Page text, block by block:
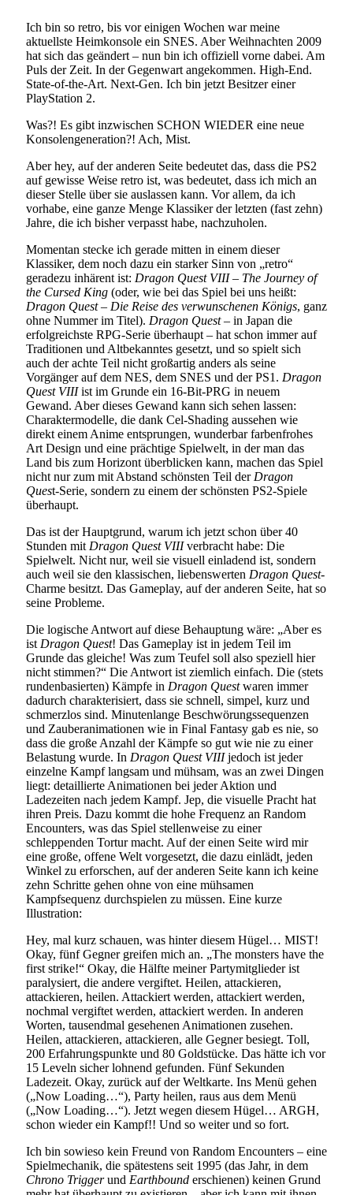
Ich bin so retro, bis vor einigen Wochen war meine
aktuellste Heimkonsole ein SNES. Aber Weihnachten 2009
hat sich das geändert – nun bin ich offiziell vorne dabei. Am
Puls der Zeit. In der Gegenwart angekommen. High-End.
State-of-the-Art. Next-Gen. Ich bin jetzt Besitzer einer
PlayStation 2.
Was?! Es gibt inzwischen SCHON WIEDER eine neue
Konsolengeneration?! Ach, Mist.
Aber hey, auf der anderen Seite bedeutet das, dass die PS2
auf gewisse Weise retro ist, was bedeutet, dass ich mich an
dieser Stelle über sie auslassen kann. Vor allem, da ich
vorhabe, eine ganze Menge Klassiker der letzten (fast zehn)
Jahre, die ich bisher verpasst habe, nachzuholen.
Momentan stecke ich gerade mitten in einem dieser
Klassiker, dem noch dazu ein starker Sinn von „retro“
geradezu inhärent ist: Dragon Quest VIII – The Journey of
the Cursed King (oder, wie bei das Spiel bei uns heißt:
Dragon Quest – Die Reise des verwunschenen Königs, ganz
ohne Nummer im Titel). Dragon Quest– in Japan die
erfolgreichste RPG-Serie überhaupt – hat schon immer auf
Traditionen und Altbekanntes gesetzt, und so spielt sich
auch der achte Teil nicht großartig anders als seine
Vorgänger auf dem NES, dem SNES und der PS1. Dragon
Quest VIIIist im Grunde ein 16-Bit-PRG in neuem
Gewand. Aber dieses Gewand kann sich sehen lassen:
Charaktermodelle, die dank Cel-Shading aussehen wie
direkt einem Anime entsprungen, wunderbar farbenfrohes
Art Design und eine prächtige Spielwelt, in der man das
Land bis zum Horizont überblicken kann, machen das Spiel
nicht nur zum mit Abstand schönsten Teil der Dragon
Quest-Serie, sondern zu einem der schönsten PS2-Spiele
überhaupt.
Das ist der Hauptgrund, warum ich jetzt schon über 40
Stunden mit Dragon Quest VIIIverbracht habe: Die
Spielwelt. Nicht nur, weil sie visuell einladend ist, sondern
auch weil sie den klassischen, liebenswerten Dragon Quest-
Charme besitzt. Das Gameplay, auf der anderen Seite, hat so
seine Probleme.
Die logische Antwort auf diese Behauptung wäre: „Aber es
ist Dragon Quest! Das Gameplay ist in jedem Teil im
Grunde das gleiche! Was zum Teufel soll also speziell hier
nicht stimmen?“ Die Antwort ist ziemlich einfach. Die (stets
rundenbasierten) Kämpfe in Dragon Questwaren immer
dadurch charakterisiert, dass sie schnell, simpel, kurz und
schmerzlos sind. Minutenlange Beschwörungssequenzen
und Zauberanimationen wie in Final Fantasy gab es nie, so
dass die große Anzahl der Kämpfe so gut wie nie zu einer
Belastung wurde. In Dragon Quest VIIIjedoch ist jeder
einzelne Kampf langsam und mühsam, was an zwei Dingen
liegt: detaillierte Animationen bei jeder Aktion und
Ladezeiten nach jedem Kampf. Jep, die visuelle Pracht hat
ihren Preis. Dazu kommt die hohe Frequenz an Random
Encounters, was das Spiel stellenweise zu einer
schleppenden Tortur macht. Auf der einen Seite wird mir
eine große, offene Welt vorgesetzt, die dazu einlädt, jeden
Winkel zu erforschen, auf der anderen Seite kann ich keine
zehn Schritte gehen ohne von eine mühsamen
Kampfsequenz durchspielen zu müssen. Eine kurze
Illustration:
Hey, mal kurz schauen, was hinter diesem Hügel… MIST!
Okay, fünf Gegner greifen mich an. „The monsters have the
first strike!“ Okay, die Hälfte meiner Partymitglieder ist
paralysiert, die andere vergiftet. Heilen, attackieren,
attackieren, heilen. Attackiert werden, attackiert werden,
nochmal vergiftet werden, attackiert werden. In anderen
Worten, tausendmal gesehenen Animationen zusehen.
Heilen, attackieren, attackieren, alle Gegner besiegt. Toll,
200 Erfahrungspunkte und 80 Goldstücke. Das hätte ich vor
15 Leveln sicher lohnend gefunden. Fünf Sekunden
Ladezeit. Okay, zurück auf der Weltkarte. Ins Menü gehen
(„Now Loading…“), Party heilen, raus aus dem Menü
(„Now Loading…“). Jetzt wegen diesem Hügel… ARGH,
schon wieder ein Kampf!! Und so weiter und so fort.
Ich bin sowieso kein Freund von Random Encounters – eine
Spielmechanik, die spätestens seit 1995 (das Jahr, in dem
Chrono Triggerund Earthbound erschienen) keinen Grund